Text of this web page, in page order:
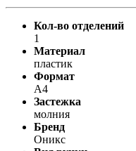
Кол-во отделений
1
Материал
пластик
Формат
A4
Застежка
молния
Бренд
Оникс